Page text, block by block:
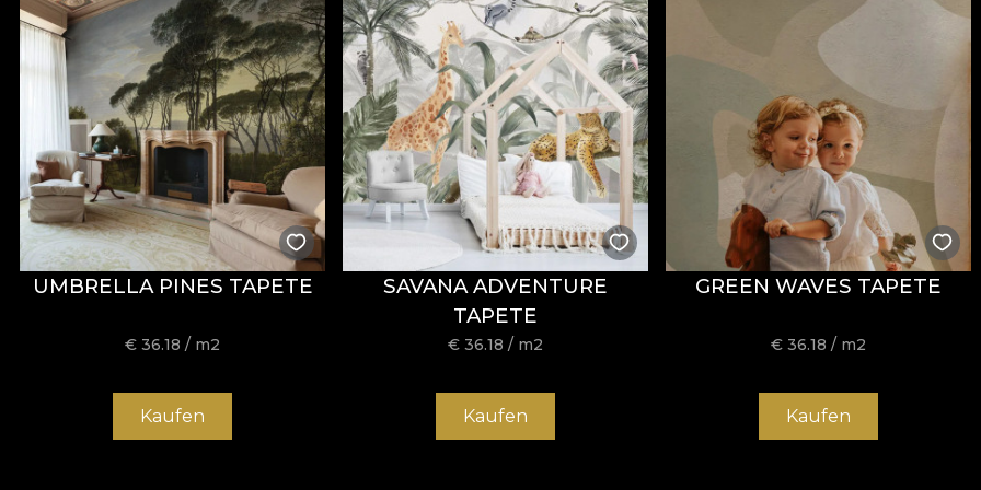
Cu o lățime de142 ± 3 cm, VELVET oferă o bună rezistență la uzură, având
la testul de
scămoșare, frecare umedă și uscată, precum și prin conformitatea la testul de inflamabilitate tip țigară.
Tip:
material tricotat
Compoziție:100% PES
Greutate:300 g/mp ± 5%
Lățime:142 ± 3 cm
Proprietăți:Water Repellent, Fire Retardant
Certificări:OEKO-TEX Standard 100, REACH
Rezistență la abraziune:60.000 rubs
Întreținere:spălare la 30°C, călcare la temperatură redusă, fără înălbire, fără stoarcere prin răsucire, fără
Material ORIGIN
UMBRELLA PINES TAPETE
€36.18 / m2
Kaufen
SAVANA ADVENTURE
TAPETE
€36.18 / m2
Kaufen
GREEN WAVES TAPETE
€36.18 / m2
Kaufen